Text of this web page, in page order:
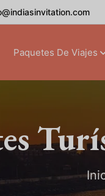
Paquetes De Viajes